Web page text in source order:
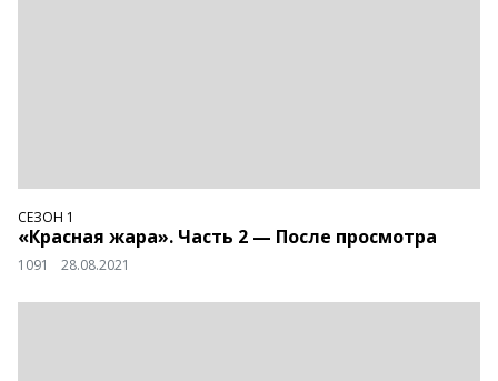
СЕЗОН 1
«Красная жара». Часть 2 — После просмотра
1091 28.08.2021